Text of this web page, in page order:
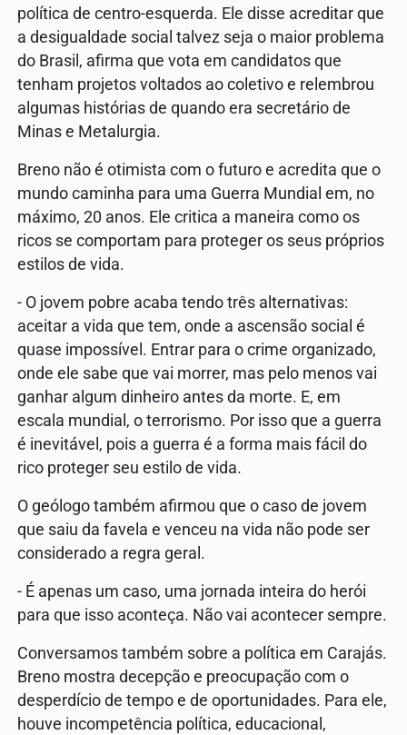
política de centro-esquerda. Ele disse acreditar que
a desigualdade social talvez seja o maior problema
do Brasil, afirma que vota em candidatos que
tenham projetos voltados ao coletivo e relembrou
algumas histórias de quando era secretário de
Minas e Metalurgia.
Breno não é otimista com o futuro e acredita que o
mundo caminha para uma Guerra Mundial em, no
máximo, 20 anos. Ele critica a maneira como os
ricos se comportam para proteger os seus próprios
estilos de vida.
- O jovem pobre acaba tendo três alternativas:
aceitar a vida que tem, onde a ascensão social é
quase impossível. Entrar para o crime organizado,
onde ele sabe que vai morrer, mas pelo menos vai
ganhar algum dinheiro antes da morte. E, em
escala mundial, o terrorismo. Por isso que a guerra
é inevitável, pois a guerra é a forma mais fácil do
rico proteger seu estilo de vida.
O geólogo também afirmou que o caso de jovem
que saiu da favela e venceu na vida não pode ser
considerado a regra geral.
- É apenas um caso, uma jornada inteira do herói
para que isso aconteça. Não vai acontecer sempre.
Conversamos também sobre a política em Carajás.
Breno mostra decepção e preocupação com o
desperdício de tempo e de oportunidades. Para ele,
houve incompetência política, educacional,